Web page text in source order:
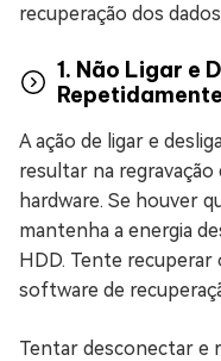
recuperação dos
1. Não Ligar e
Repetidamente
A ação de ligar e
resultar na
hardware. Se houver
mantenha a energia
HDD. Tente recuperar
software de
Tentar desconectar e